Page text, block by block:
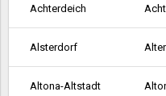
Achterdeich
Alsterdorf
Altona-Altstadt